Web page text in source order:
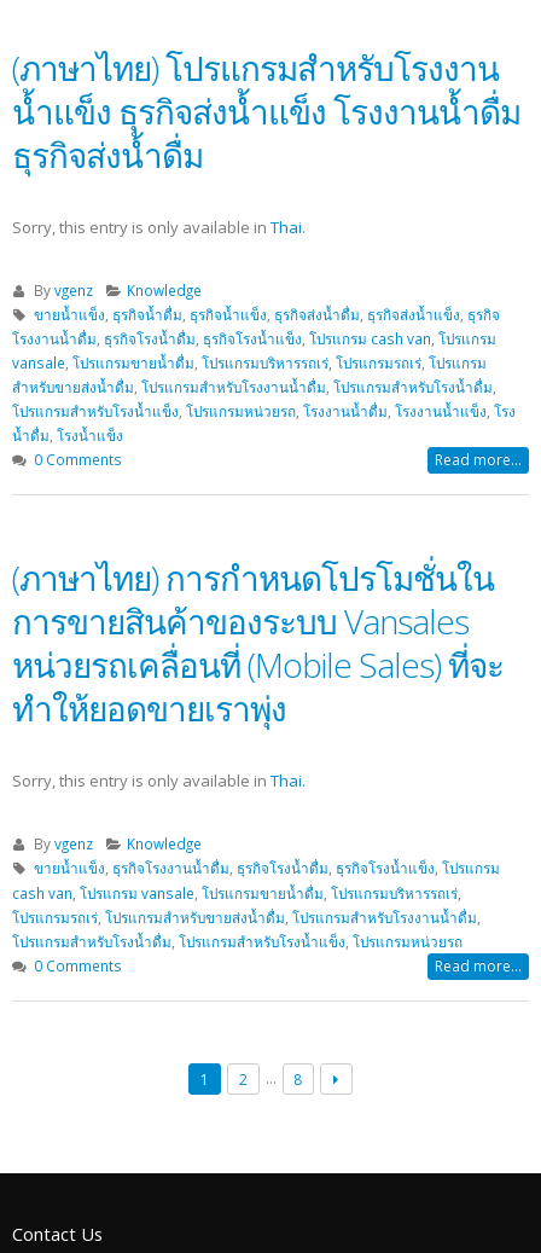
(ภาษาไทย) โปรแกรมสำหรับโรงงาน
น้ำแข็ง ธุรกิจส่งน้ำแข็ง โรงงานน้ำดื่ม
ธุรกิจส่งน้ำดื่ม
Sorry, this entry is only available in Thai.
Byvgenz
Knowledge
ขายน้ำแข็ง, ธุรกิจน้ำดื่ม, ธุรกิจน้ำแข็ง, ธุรกิจส่งน้ำดื่ม, ธุรกิจส่งน้ำแข็ง, ธุรกิจ
โรงงานน้ำดื่ม, ธุรกิจโรงน้ำดื่ม, ธุรกิจโรงน้ำแข็ง, โปรแกรม cash van, โปรแกรม
vansale, โปรแกรมขายน้ำดื่ม, โปรแกรมบริหารรถเร่, โปรแกรมรถเร่, โปรแกรม
สำหรับขายส่งน้ำดื่ม, โปรแกรมสำหรับโรงงานน้ำดื่ม, โปรแกรมสำหรับโรงน้ำดื่ม,
โปรแกรมสำหรับโรงน้ำแข็ง, โปรแกรมหน่วยรถ, โรงงานน้ำดื่ม, โรงงานน้ำแข็ง, โรง
น้ำดื่ม, โรงน้ำแข็ง
0 Comments
Read more...
(ภาษาไทย) การกำหนดโปรโมชั่นใน
การขายสินค้าของระบบ Vansales
หน่วยรถเคลื่อนที่ (Mobile Sales) ที่จะ
ทำให้ยอดขายเราพุ่ง
Sorry, this entry is only available in Thai.
Byvgenz
Knowledge
ขายน้ำแข็ง, ธุรกิจโรงงานน้ำดื่ม, ธุรกิจโรงน้ำดื่ม, ธุรกิจโรงน้ำแข็ง, โปรแกรม
cash van โปรแกรม vansale โปรแกรมขายน้ำดื่ม โปรแกรมบริหารรถเร่
โปรแกรมรถเร่ โปรแกรมสำหรับขายส่งน้ำดื่ม โปรแกรมสำหรับโรงงานน้ำดื่ม
โปรแกรมสำหรับโรงน้ำดื่ม โปรแกรมสำหรับโรงน้ำแข็ง โปรแกรมหน่วยรถ
0 Comments
Read more...
1 2 … 8
Contact Us